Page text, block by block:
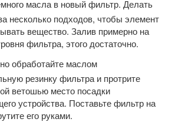
масла в новый фильтр. Делать
несколько подходов, чтобы элемент
вещество. Залив примерно на
фильтра, этого достаточно.
обработайте маслом
резинку фильтра и протрите
ветошью место посадки
устройства. Поставьте фильтр на
его руками.